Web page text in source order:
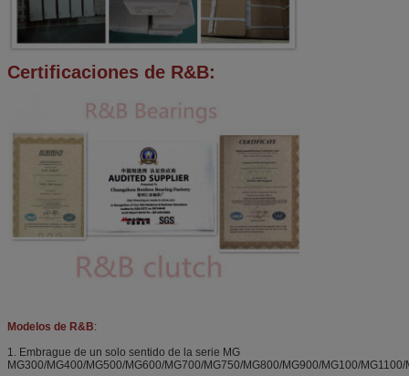
Certificaciones de R&B:
Modelos de R&B:
1. Embrague de un solo sentido de la serie MG
MG300/MG400/MG500/MG600/MG700/MG750/MG800/MG900/MG100/